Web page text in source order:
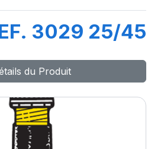
3029 25/45
du Produit